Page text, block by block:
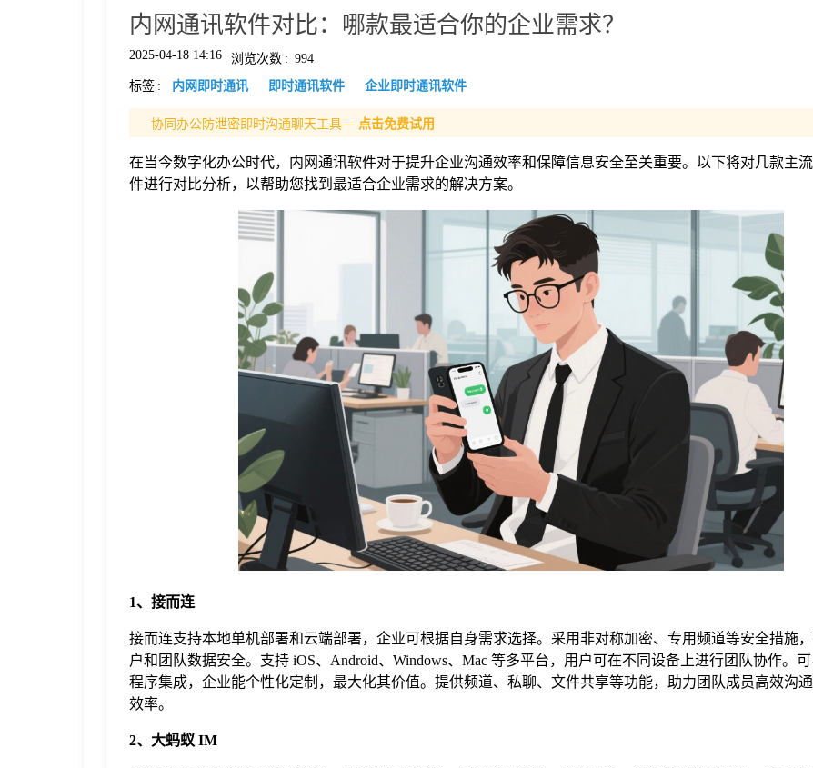
内网通讯软件对比：哪款最适合你的企业需求？
2025-04-18 14:16 浏览次数 : 994
标签 : 内网即时通讯 即时通讯软件 企业即时通讯软件
协同办公防泄密即时沟通聊天工具— 点击免费试用
在当今数字化办公时代，内网通讯软件对于提升企业沟通效率和保障信息安全至关重要。以下将对几款主
件进行对比分析，以帮助您找到最适合企业需求的解决方案。
1、 接而连
接而连支持本地单机部署和云端部署，企业可根据自身需求选择。采用非对称加密、专用频道等安全措施
户和团队数据安全。支持 iOS、Android、Windows、Mac 等多平台，用户可在不同设备上进行团队协作。
程序集成，企业能个性化定制，最大化其价值。提供频道、私聊、文件共享等功能，助力团队成员高效沟
效率。
2、大蚂蚁 IM